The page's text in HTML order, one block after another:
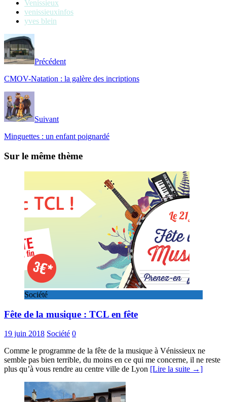
Venissieux
venissieuxinfos
yves blein
Précédent
CMOV-Natation : la galère des incriptions
Suivant
Minguettes : un enfant poignardé
Sur le même thème
Société
Fête de la musique : TCL en fête
19 juin 2018 Société 0
Comme le programme de la fête de la musique à Vénissieux ne
semble pas bien terrible, du moins en ce qui me concerne, il ne reste
plus qu’à vous rendre au centre ville de Lyon [Lire la suite →]